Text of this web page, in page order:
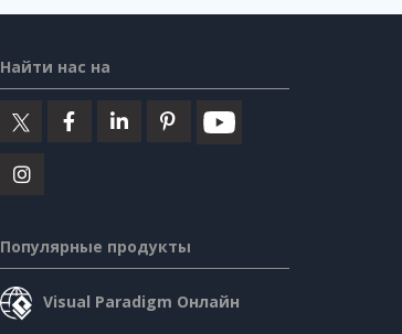
Найти нас на
Популярные продукты
Visual Paradigm Онлайн